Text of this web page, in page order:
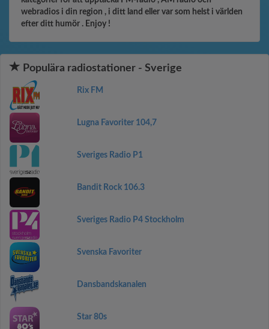
webradios i din region , i ditt land eller var som helst i världen
efter ditt humör . Enjoy !
Populära radiostationer - Sverige
Rix FM
Lugna Favoriter 104,7
Sveriges Radio P1
Bandit Rock 106.3
Sveriges Radio P4 Stockholm
Svenska Favoriter
Dansbandskanalen
Star 80s